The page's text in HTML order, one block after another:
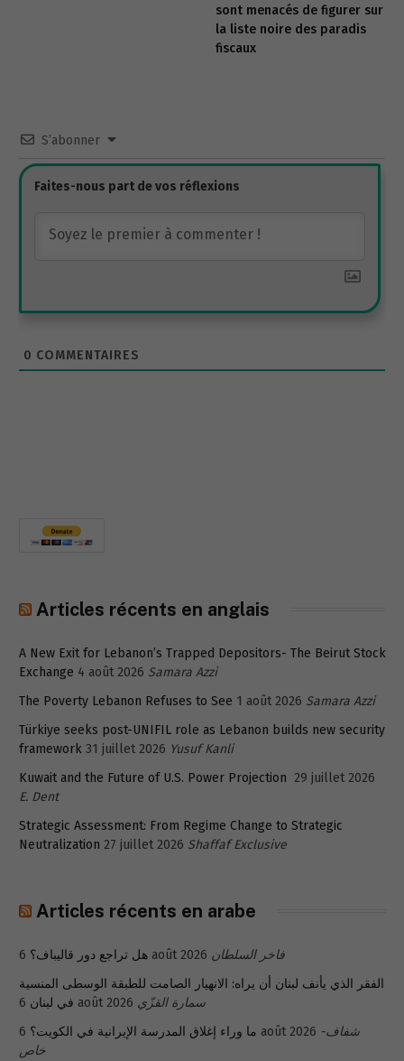
sont menacés de figurer sur
la liste noire des paradis
fiscaux
S’abonner
0 COMMENTAIRES
Articles récents en anglais
A New Exit for Lebanon’s Trapped Depositors- The Beirut Stock
Exchange 4 août 2026 Samara Azzi
The Poverty Lebanon Refuses to See 1 août 2026 Samara Azzi
Türkiye seeks post-UNIFIL role as Lebanon builds new security
framework 31 juillet 2026 Yusuf Kanli
Kuwait and the Future of U.S. Power Projection 29 juillet 2026
E. Dent
Strategic Assessment: From Regime Change to Strategic
Neutralization 27 juillet 2026 Shaffaf Exclusive
Articles récents en arabe
هل تراجع دور قاليباف؟ 6 août 2026 فاخر السلطان
الفقر الذي يأنف لبنان أن يراه: الانهيار الصامت للطبقة الوسطى المنسية
في لبنان 6 août 2026 سمارة القزّي
ما وراء إغلاق المدرسة الإيرانية في الكويت؟ 6 août 2026 شفاف-
خاص